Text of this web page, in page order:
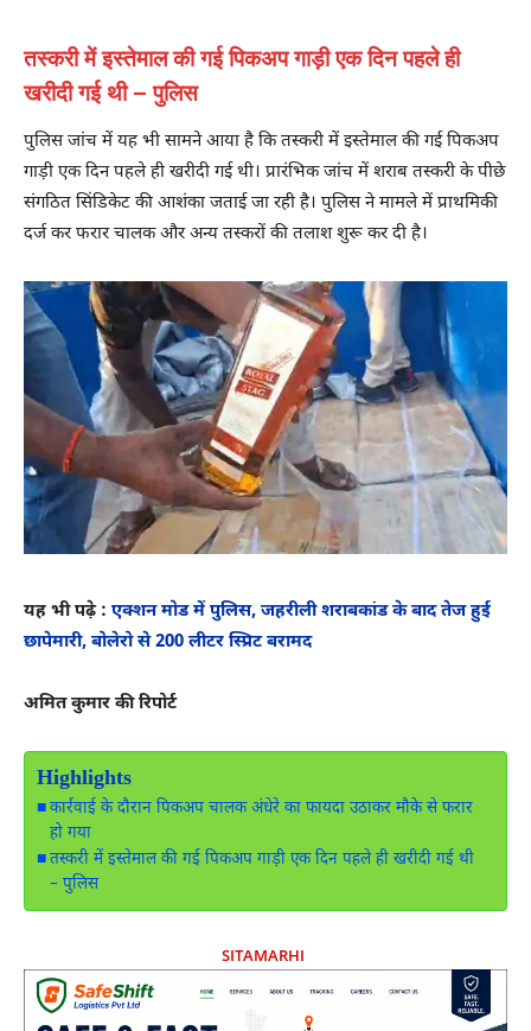
तस्करी में इस्तेमाल की गई पिकअप गाड़ी एक दिन पहले ही
खरीदी गई थी – पुलिस
पुलिस जांच में यह भी सामने आया है कि तस्करी में इस्तेमाल की गई पिकअप
गाड़ी एक दिन पहले ही खरीदी गई थी। प्रारंभिक जांच में शराब तस्करी के पीछे
संगठित सिंडिकेट की आशंका जताई जा रही है। पुलिस ने मामले में प्राथमिकी
दर्ज कर फरार चालक और अन्य तस्करों की तलाश शुरू कर दी है।
यह भी पढ़े : एक्शन मोड में पुलिस, जहरीली शराबकांड के बाद तेज हुई
छापेमारी, बोलेरो से 200 लीटर स्प्रिट बरामद
अमित कुमार की रिपोर्ट
Highlights
कार्रवाई के दौरान पिकअप चालक अंधेरे का फायदा उठाकर मौके से फरार
हो गया
तस्करी में इस्तेमाल की गई पिकअप गाड़ी एक दिन पहले ही खरीदी गई थी
– पुलिस
SITAMARHI